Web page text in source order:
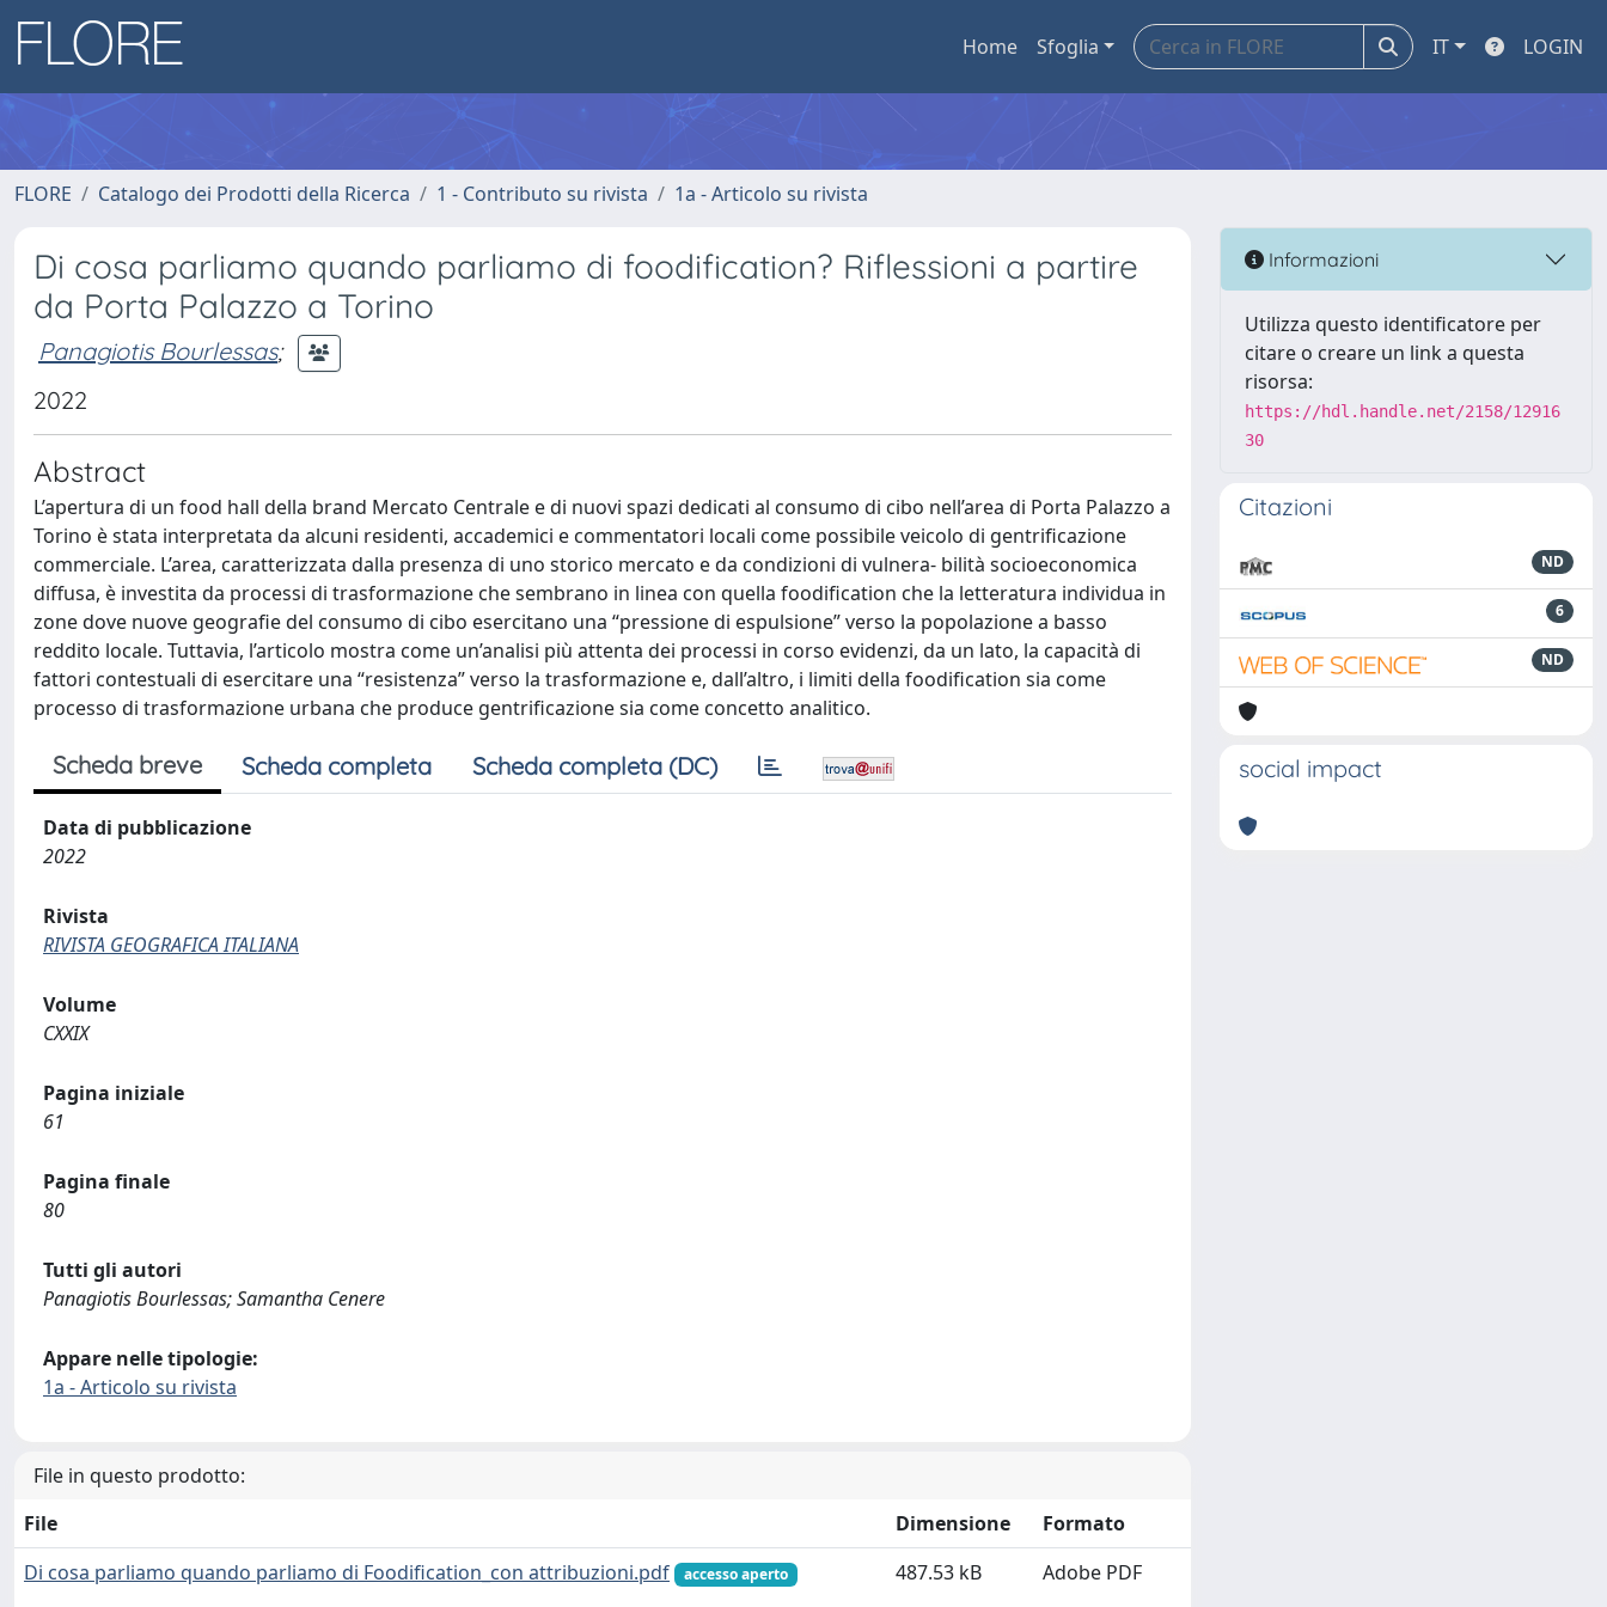
Home Sfoglia IT LOGIN
FLORE Catalogo dei Prodotti della Ricerca 1 - Contributo su rivista 1a - Articolo su rivista
Di cosa parliamo quando parliamo di foodification? Riflessioni a partire
da Porta Palazzo a Torino
Panagiotis Bourlessas;
2022
Abstract
L’apertura di un food hall della brand Mercato Centrale e di nuovi spazi dedicati al consumo di cibo nell’area di Porta Palazzo a
Torino è stata interpretata da alcuni residenti, accademici e commentatori locali come possibile veicolo di gentrificazione
commerciale. L’area, caratterizzata dalla presenza di uno storico mercato e da condizioni di vulnera- bilità socioeconomica
diffusa, è investita da processi di trasformazione che sembrano in linea con quella foodification che la letteratura individua in
zone dove nuove geografie del consumo di cibo esercitano una “pressione di espulsione” verso la popolazione a basso
reddito locale. Tuttavia, l’articolo mostra come un’analisi più attenta dei processi in corso evidenzi, da un lato, la capacità di
fattori contestuali di esercitare una “resistenza” verso la trasformazione e, dall’altro, i limiti della foodification sia come
processo di trasformazione urbana che produce gentrificazione sia come concetto analitico.
Scheda breve Scheda completa Scheda completa (DC)
Data di pubblicazione
2022
Rivista
RIVISTA GEOGRAFICA ITALIANA
Volume
CXXIX
Pagina iniziale
61
Pagina finale
80
Tutti gli autori
Panagiotis Bourlessas; Samantha Cenere
Appare nelle tipologie:
1a - Articolo su rivista
File in questo prodotto:
File
Dimensione
Formato
Di cosa parliamo quando parliamo di Foodification_con attribuzioni.pdf
accesso aperto 487.53 kB Adobe PDF
Informazioni
Utilizza questo identificatore per
citare o creare un link a questa
risorsa:
https://hdl.handle.net/2158/12916
30
Citazioni
ND
6
ND
social impact